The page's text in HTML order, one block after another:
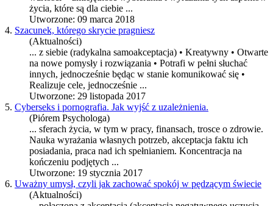
życia, które są dla ciebie ...
Utworzone: 09 marca 2018
4. Szacunek, którego skrycie pragniesz
(Aktualności)
... z siebie (radykalna samoakceptacja) • Kreatywny • Otwarte
na nowe pomysły i rozwiązania • Potrafi w pełni słuchać
innych, jednocześnie będąc w stanie komunikować się •
Realizuje cele, jednocześnie ...
Utworzone: 29 listopada 2017
5. Cyberseks i pornografia. Jak wyjść z uzależnienia.
(Piórem Psychologa)
... sferach życia, w tym w pracy, finansach, trosce o zdrowie.
Nauka wyrażania własnych potrzeb, akceptacja faktu ich
posiadania, praca nad ich spełnianiem. Koncentracja na
kończeniu podjętych ...
Utworzone: 19 stycznia 2017
6. Uważny umysł, czyli jak zachować spokój w pędzącym świecie
(Aktualności)